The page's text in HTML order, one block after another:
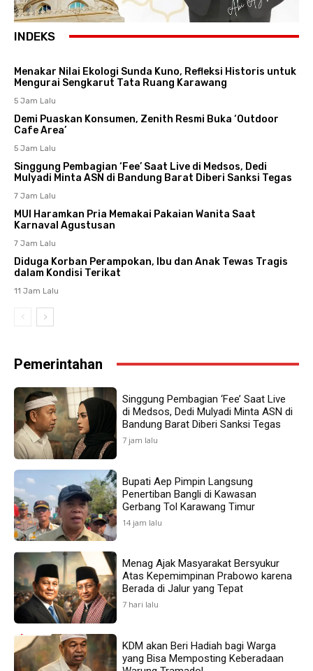
INDEKS
Menakar Nilai Ekologi Sunda Kuno, Refleksi Historis untuk
Mengurai Sengkarut Tata Ruang Karawang
5 Jam Lalu
Demi Puaskan Konsumen, Zenith Resmi Buka ‘Outdoor
Cafe Area’
5 Jam Lalu
Singgung Pembagian ‘Fee’ Saat Live di Medsos, Dedi
Mulyadi Minta ASN di Bandung Barat Diberi Sanksi Tegas
7 Jam Lalu
MUI Haramkan Pria Memakai Pakaian Wanita Saat
Karnaval Agustusan
7 Jam Lalu
Diduga Korban Perampokan, Ibu dan Anak Tewas Tragis
dalam Kondisi Terikat
11 Jam Lalu
Pemerintahan
Singgung Pembagian ‘Fee’ Saat Live
di Medsos, Dedi Mulyadi Minta ASN di
Bandung Barat Diberi Sanksi Tegas
7 jam lalu
Bupati Aep Pimpin Langsung
Penertiban Bangli di Kawasan
Gerbang Tol Karawang Timur
14 jam lalu
Menag Ajak Masyarakat Bersyukur
Atas Kepemimpinan Prabowo karena
Berada di Jalur yang Tepat
7 hari lalu
KDM akan Beri Hadiah bagi Warga
yang Bisa Memposting Keberadaan